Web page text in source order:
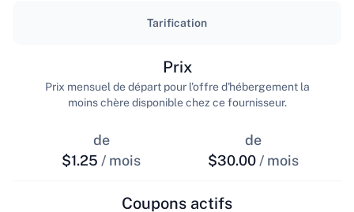
Tarification
de
$1.25 / mois
Prix
Prix mensuel de départ pour l'offre d'hébergement la
moins chère disponible chez ce fournisseur.
de
$30.00 / mois
Coupons actifs